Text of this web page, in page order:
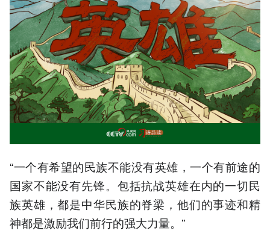
“一个有希望的民族不能没有英雄，一个有前途的
国家不能没有先锋。包括抗战英雄在内的一切民
族英雄，都是中华民族的脊梁，他们的事迹和精
神都是激励我们前行的强大力量。”